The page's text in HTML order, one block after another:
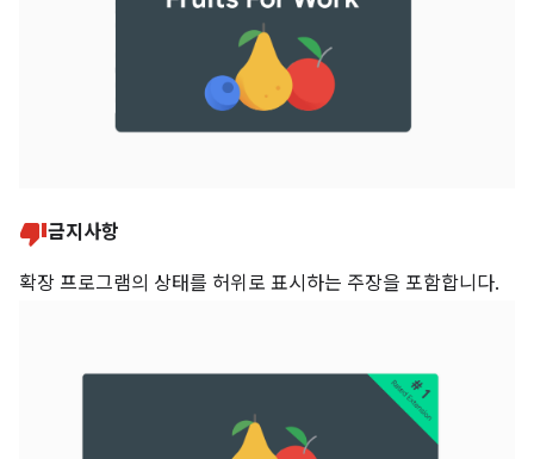
금지사항
확장 프로그램의 상태를 허위로 표시하는 주장을 포함합니다.